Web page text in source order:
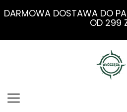
DARMOWA DOSTAWA DO
OD 299